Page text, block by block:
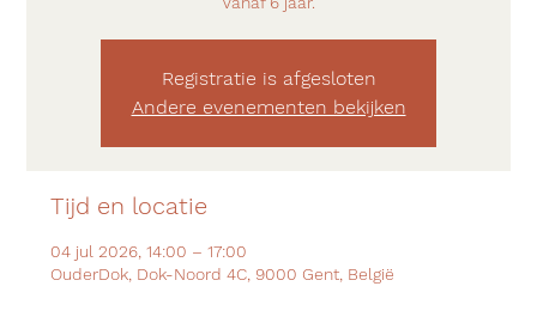
Registratie is afgesloten
Andere evenementen bekijken
Tijd en locatie
04 jul 2026, 14:00 – 17:00
OuderDok, Dok-Noord 4C, 9000 Gent, België